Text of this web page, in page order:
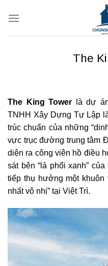
qua
The
The King Tower là dự
TNHH Xây Dựng Tự Lập
trúc chuẩn của những
vực trục đường trung tâm
diện ra công viên hồ điều
sát bên “lá phổi xanh”
tiếp thụ hưởng một khuôn
nhất vô nhị” tại Việt Trì.